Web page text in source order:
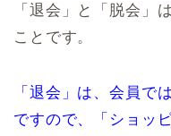
「退会」と「脱会」
ことです。
「退会」は、会員で
ですので、「ショッ